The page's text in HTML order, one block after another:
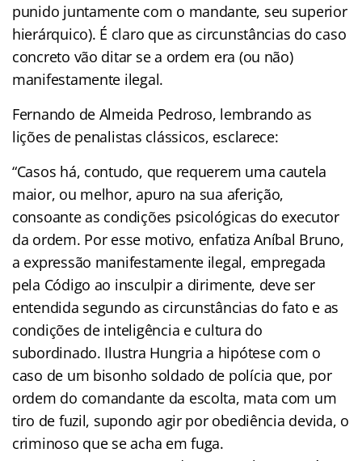
punido juntamente com o mandante, seu superior
hierárquico). É claro que as circunstâncias do caso
concreto vão ditar se a ordem era (ou não)
manifestamente ilegal.
Fernando de Almeida Pedroso, lembrando as
lições de penalistas clássicos, esclarece:
“Casos há, contudo, que requerem uma cautela
maior, ou melhor, apuro na sua aferição,
consoante as condições psicológicas do executor
da ordem. Por esse motivo, enfatiza Aníbal Bruno,
a expressão manifestamente ilegal, empregada
pela Código ao insculpir a dirimente, deve ser
entendida segundo as circunstâncias do fato e as
condições de inteligência e cultura do
subordinado. Ilustra Hungria a hipótese com o
caso de um bisonho soldado de polícia que, por
ordem do comandante da escolta, mata com um
tiro de fuzil, supondo agir por obediência devida, o
criminoso que se acha em fuga.